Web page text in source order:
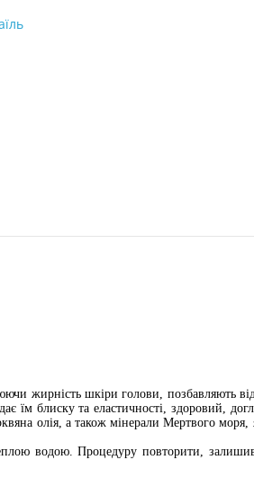
жирність шкіри голови, позбавляють від
їм блиску та еластичності, здоровий,
олія, а також мінерали Мертвого моря,
водою. Процедуру повторити,